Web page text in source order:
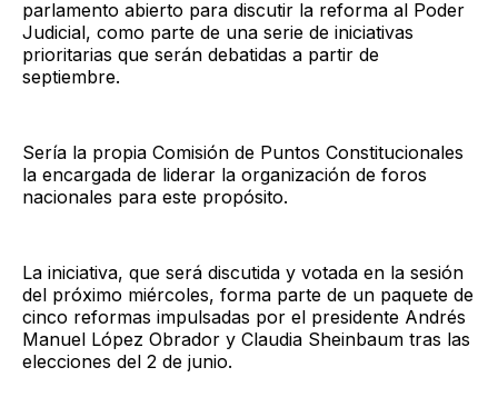
parlamento abierto para discutir la reforma al Poder
Judicial, como parte de una serie de iniciativas
prioritarias que serán debatidas a partir de
septiembre.
Sería la propia Comisión de Puntos Constitucionales
la encargada de liderar la organización de foros
nacionales para este propósito.
La iniciativa, que será discutida y votada en la sesión
del próximo miércoles, forma parte de un paquete de
cinco reformas impulsadas por el presidente Andrés
Manuel López Obrador y Claudia Sheinbaum tras las
elecciones del 2 de junio.